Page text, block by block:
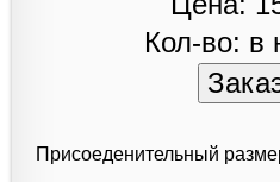
Кол-во: в
Присоеденительный